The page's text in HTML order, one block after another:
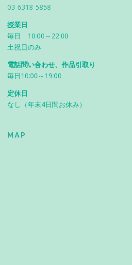
03-6318-5858
授業日
毎日 10:00～22:00
土祝日のみ
電話問い合わせ、作品引取り
毎日10:00～19:00
定休日
なし（年末4日間お休み）
MAP